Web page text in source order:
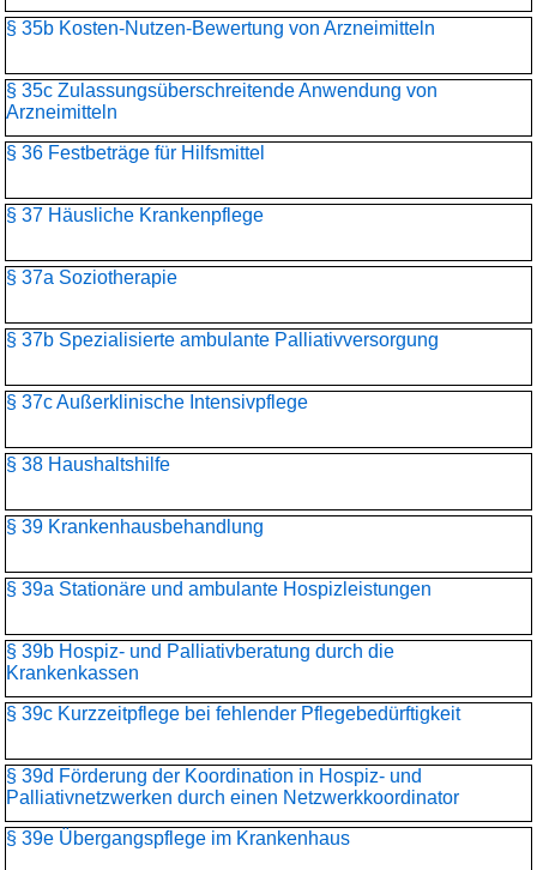
§ 35b Kosten-Nutzen-Bewertung von Arzneimitteln
§ 35c Zulassungsüberschreitende Anwendung von
Arzneimitteln
§ 36 Festbeträge für Hilfsmittel
§ 37 Häusliche Krankenpflege
§ 37a Soziotherapie
§ 37b Spezialisierte ambulante Palliativversorgung
§ 37c Außerklinische Intensivpflege
§ 38 Haushaltshilfe
§ 39 Krankenhausbehandlung
§ 39a Stationäre und ambulante Hospizleistungen
§ 39b Hospiz- und Palliativberatung durch die
Krankenkassen
§ 39c Kurzzeitpflege bei fehlender Pflegebedürftigkeit
§ 39d Förderung der Koordination in Hospiz- und
Palliativnetzwerken durch einen Netzwerkkoordinator
§ 39e Übergangspflege im Krankenhaus